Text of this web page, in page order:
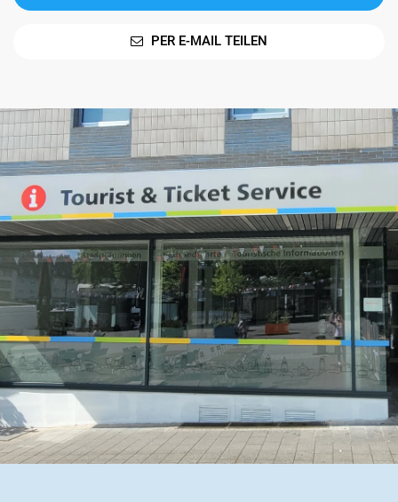
PER E-MAIL TEILEN